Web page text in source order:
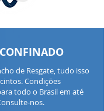
de Resgate, tudo isso
Condições
todo o Brasil em até
nos.